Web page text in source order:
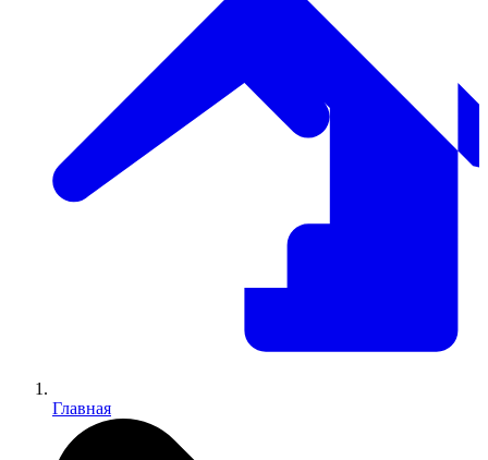
Главная